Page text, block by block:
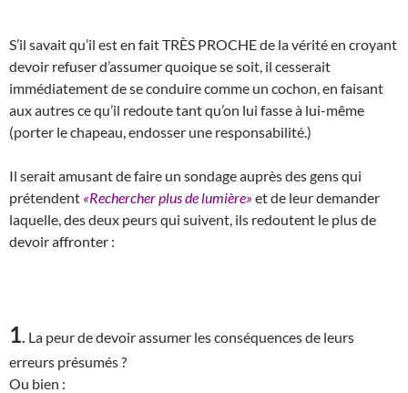
S’il savait qu’il est en fait TRÈS PROCHE de la vérité en croyant
devoir refuser d’assumer quoique se soit, il cesserait
immédiatement de se conduire comme un cochon, en faisant
aux autres ce qu’il redoute tant qu’on lui fasse à lui-même
(porter le chapeau, endosser une responsabilité.)
Il serait amusant de faire un sondage auprès des gens qui
prétendent «Rechercher plus de lumière» et de leur demander
laquelle, des deux peurs qui suivent, ils redoutent le plus de
devoir affronter :
1 La peur de devoir assumer les conséquences de leurs
erreurs présumés ?
Ou bien :